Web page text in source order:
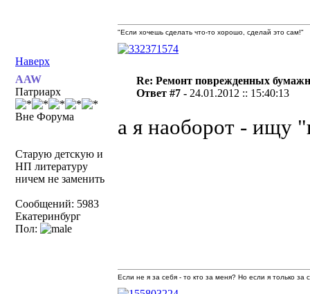
Наверх
"Если хочешь сделать что-то хорошо, сделай это сам!"
AAW
Патриарх
Вне Форума
Старую детскую и
НП литературу
ничем не заменить
Сообщений: 5983
Екатеринбург
Пол:
Re: Ремонт поврежденных
Ответ #7 - 24.01.2012 :: 15:40:13
а я наоборот - ищу
Если не я за себя - то кто за меня? Но если я только